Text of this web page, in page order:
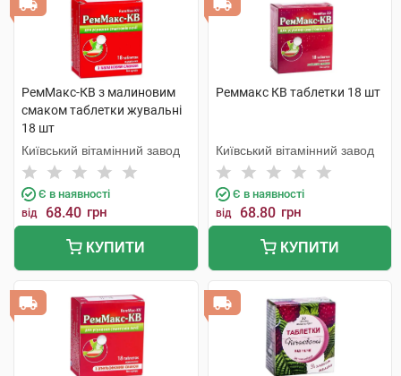
РемМакс-КВ з малиновим
смаком таблетки жувальні
18 шт
Київський вітамінний завод
Є в наявності
від 68.40 грн
КУПИТИ
Реммакс КВ таблетки 18 шт
Київський вітамінний завод
Є в наявності
від 68.80 грн
КУПИТИ